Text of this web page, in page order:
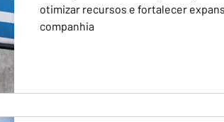
otimizar recursos e fortalecer
companhia